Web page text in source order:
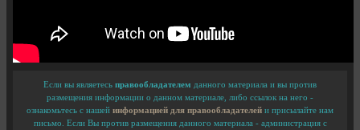
Если вы являетесь правообладателем данного материала и вы против
размещения информации о данном материале, либо ссылок на него -
ознакомьтесь с нашей информацией для правообладателей и присылайте нам
письмо. Если Вы против размещения данного материала - администрация с